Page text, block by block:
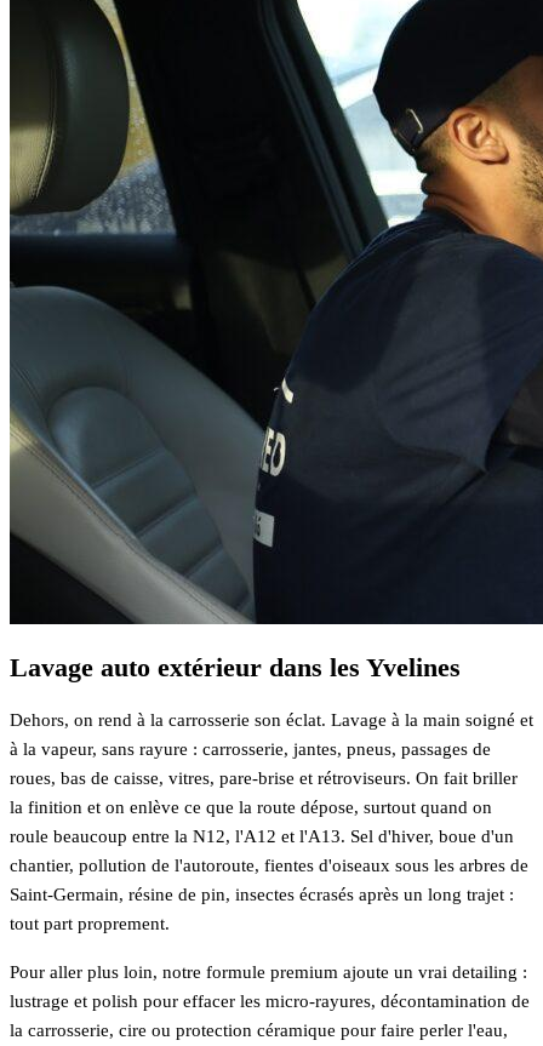
Lavage auto extérieur dans les Yvelines
Dehors, on rend à la carrosserie son éclat. Lavage à la main soigné et
à la vapeur, sans rayure : carrosserie, jantes, pneus, passages de
roues, bas de caisse, vitres, pare-brise et rétroviseurs. On fait briller
la finition et on enlève ce que la route dépose, surtout quand on
roule beaucoup entre la N12, l'A12 et l'A13. Sel d'hiver, boue d'un
chantier, pollution de l'autoroute, fientes d'oiseaux sous les arbres de
Saint-Germain, résine de pin, insectes écrasés après un long trajet :
tout part proprement.
Pour aller plus loin, notre formule premium ajoute un vrai detailing :
lustrage et polish pour effacer les micro-rayures, décontamination de
la carrosserie, cire ou protection céramique pour faire perler l'eau,